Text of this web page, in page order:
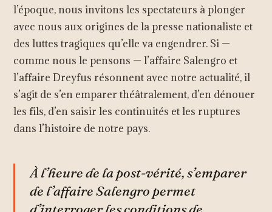
l’époque, nous invitons les spectateurs à plonger
avec nous aux origines de la presse nationaliste et
des luttes tragiques qu’elle va engendrer. Si —
comme nous le pensons — l’affaire Salengro et
l’affaire Dreyfus résonnent avec notre actualité, il
s’agit de s’en emparer théâtralement, d’en dénouer
les fils, d’en saisir les continuités et les ruptures
dans l’histoire de notre pays.
À l’heure de la post-vérité, s’emparer
de l’affaire Salengro permet